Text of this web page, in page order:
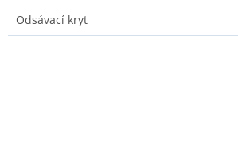
Odsávací kryt